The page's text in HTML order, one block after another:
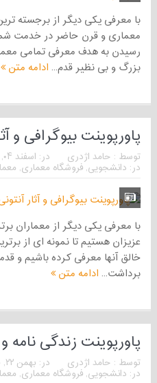
با معرفی یکی دیگر از برجسته
معماری و قرن حاضر در خدمت
رسیدن به هدف معرفی تمامی
بزرگ و بی نظیر قدم... ادامه متن
پاورپوینت بیوگرافی و
توسط : حامد اژدری در: اسفند ۰۴, ۱۳۹۵
در: دانشجویی, فروشگاه معماری,
با معرفی یکی دیگر از معماران
عزیزان هستیم تا نمونه ای از
خالق آنها معرفی کرده باشیم و
برداشت... ادامه متن
پاورپوینت زندگی نامه
توسط : حامد اژدری در: بهمن ۲۲, ۱۳۹۵
در: دانشجویی, فروشگاه معماری,